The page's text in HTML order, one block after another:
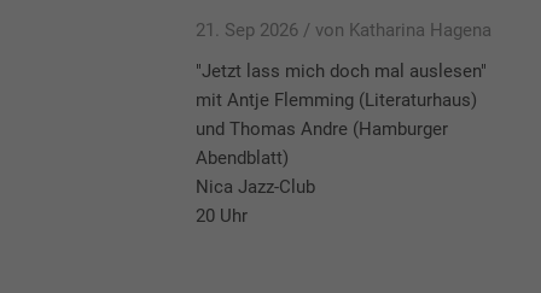
21. Sep 2026 / von Katharina Hagena
"Jetzt lass mich doch mal auslesen"
mit Antje Flemming (Literaturhaus)
und Thomas Andre (Hamburger
Abendblatt)
Nica Jazz-Club
20 Uhr